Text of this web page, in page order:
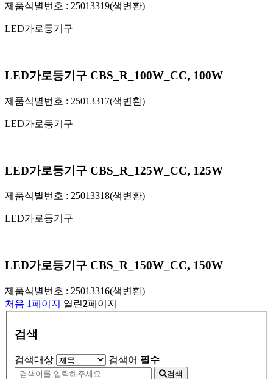
제품식별번호 : 25013319(색변환)
LED가로등기구
LED가로등기구 CBS_R_100W_CC, 100W
제품식별번호 : 25013317(색변환)
LED가로등기구
LED가로등기구 CBS_R_125W_CC, 125W
제품식별번호 : 25013318(색변환)
LED가로등기구
LED가로등기구 CBS_R_150W_CC, 150W
제품식별번호 : 25013316(색변환)
처음 1페이지 열린2페이지
검색
검색대상 검색어 필수
검색